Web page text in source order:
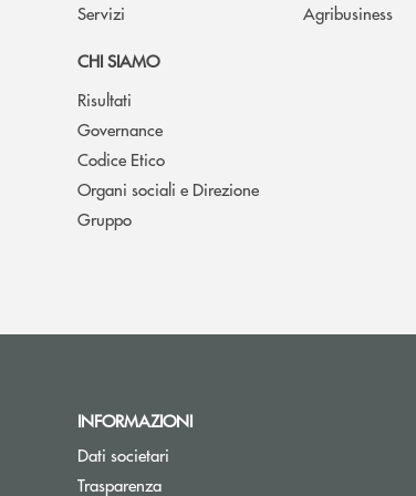
Servizi
Agribusiness
CHI SIAMO
Risultati
Governance
Codice Etico
Organi sociali e Direzione
Gruppo
INFORMAZIONI
Dati societari
Trasparenza